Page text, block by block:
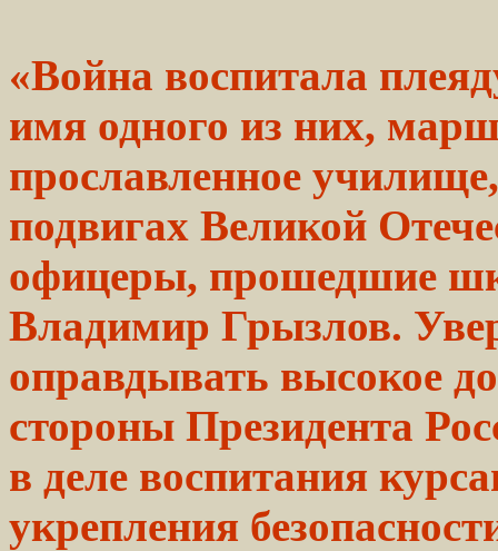
«Война воспитала
имя одного из них,
прославленное
подвигах Великой
офицеры, прошедшие
Владимир Грызлов.
оправдывать высокое
стороны Президента
в деле воспитания
укрепления